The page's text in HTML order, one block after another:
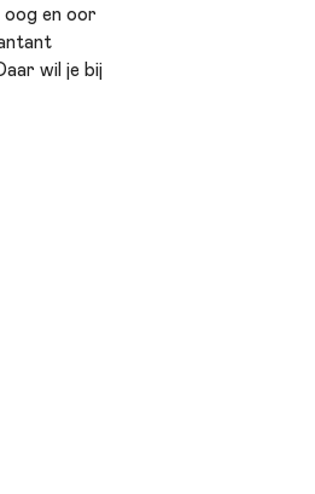
oog en oor
wil je bij